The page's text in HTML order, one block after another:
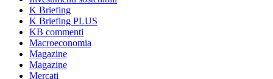
K Briefing
K Briefing PLUS
KB commenti
Macroeconomia
Magazine
Magazine
Mercati